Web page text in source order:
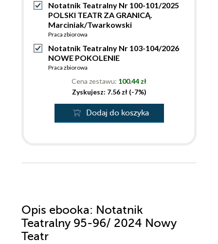
Notatnik Teatralny Nr 100-101/2025
POLSKI TEATR ZA GRANICĄ.
Marciniak/Twarkowski
Praca zbiorowa
Notatnik Teatralny Nr 103-104/2026
NOWE POKOLENIE
Praca zbiorowa
Cena zestawu: 100.44 zł
Zyskujesz: 7.56 zł (-7%)
Dodaj do koszyka
Opis ebooka: Notatnik
Teatralny 95-96/ 2024 Nowy
Teatr